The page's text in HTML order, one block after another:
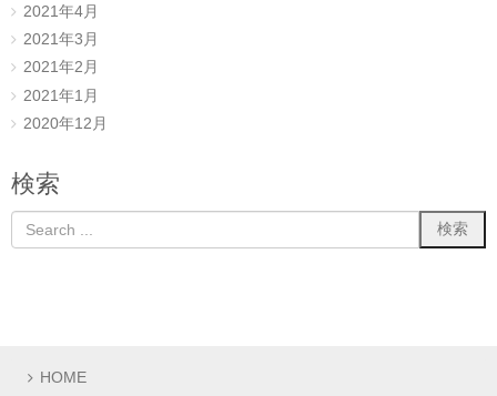
2021年4月
2021年3月
2021年2月
2021年1月
2020年12月
検索
HOME